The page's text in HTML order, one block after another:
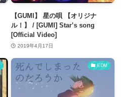
【GUMI】 星の唄 【オリジナ
ル！】 / [GUMI] Star’s song
[Official Video]
2019年4月17日
EDM